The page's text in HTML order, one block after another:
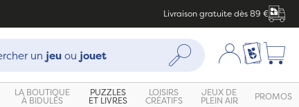
Livraison gratuite dès 89 €
:
un jeuou jouet Rechercher Mon compte
Ma liste
LA BOUTIQUE
À BIDULES
PUZZLES
ET LIVRES
LOISIRS
CRÉATIFS
JEUX DE
PLEIN AIR PROMOS